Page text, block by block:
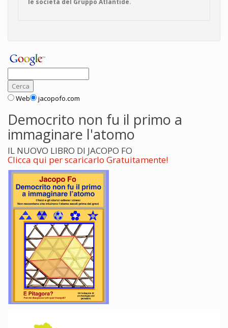
le società del Gruppo Atlantide.
Web jacopofo.com
Democrito non fu il primo a
immaginare l'atomo
IL NUOVO LIBRO DI JACOPO FO
Clicca qui per scaricarlo Gratuitamente!